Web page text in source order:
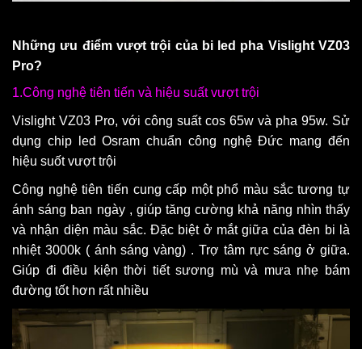
Những ưu điểm vượt trội của bi led pha Vislight VZ03
Pro?
1.Công nghệ tiên tiến và hiệu suất vượt trội
Vislight VZ03 Pro, với công suất cos 65w và pha 95w. Sử
dụng chip led Osram chuẩn công nghệ Đức mang đến
hiệu suốt vượt trội
Công nghệ tiên tiến cung cấp một phổ màu sắc tương tự
ánh sáng ban ngày , giúp tăng cường khả năng nhìn thấy
và nhận diện màu sắc. Đặc biệt ở mắt giữa của đèn bi là
nhiệt 3000k ( ánh sáng vàng) . Trợ tâm rực sáng ở giữa.
Giúp đi điều kiện thời tiết sương mù và mưa nhẹ bám
đường tốt hơn rất nhiều